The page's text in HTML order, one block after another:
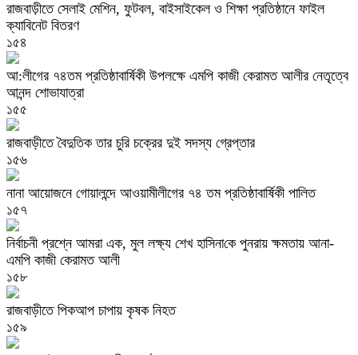
রাজবাড়ীতে সেলাই মেশিন, ফুটবল, বাইসাইকেল ও শিক্ষা প্রতিষ্ঠানে ফাইল
ক্যাবিনেট বিতরণ
১৫৪
আ:লীগের ৭৪তম প্রতিষ্ঠাবার্ষিকী উপলক্ষে এমপি কাজী কেরামত আলীর নেতৃত্বে
আনন্দ শোভাযাত্রা
১৫৫
রাজবাড়ীতে বৈদুতিক তার চুরি চক্রের দুই সদস্য গ্রেপ্তার
১৫৬
নানা আয়োজনে গোয়ালন্দে আওয়ামীলীগের ৭৪ তম প্রতিষ্ঠাবার্ষিকী পালিত
১৫৭
নির্বাচনী প্রশ্নে আমরা এক, মুল লক্ষ্য শেখ হা‌সিনা‌কে পুনরায় ক্ষমতায় আনা-
এমপি কাজী কেরামত আলী
১৫৮
রাজবাড়ীতে পিকআপ চাপায় কৃষক নিহত
১৫৯